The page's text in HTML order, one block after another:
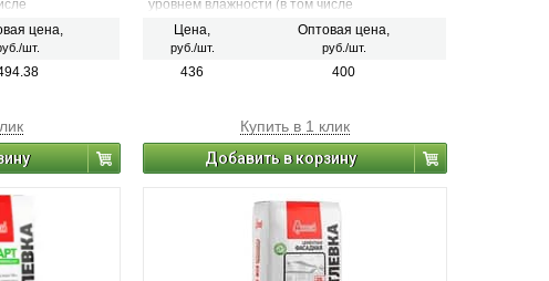
цена,
шт.
уровнем влажности (в том числе
комнат, дверных и оконных откосов, «теплых»
балконов и террас.
Цена,
руб./шт.
Оптовая цена,
руб./шт.
436 400
Купить в 1 клик
Добавить в корзину